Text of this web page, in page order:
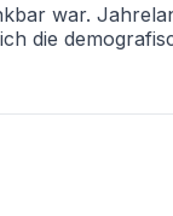
war.
die